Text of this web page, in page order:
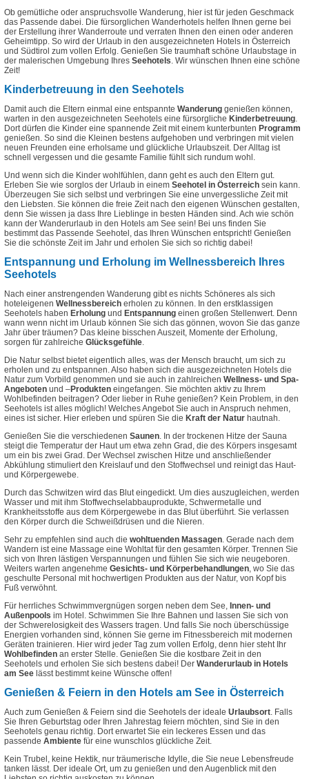
Ob gemütliche oder anspruchsvolle Wanderung, hier ist für jeden Geschmack
das Passende dabei. Die fürsorglichen Wanderhotels helfen Ihnen gerne bei
der Erstellung ihrer Wanderroute und verraten Ihnen den einen oder anderen
Geheimtipp. So wird der Urlaub in den ausgezeichneten Hotels in Österreich
und Südtirol zum vollen Erfolg. Genießen Sie traumhaft schöne Urlaubstage in
der malerischen Umgebung Ihres Seehotels. Wir wünschen Ihnen eine schöne
Zeit!
Kinderbetreuung in den Seehotels
Damit auch die Eltern einmal eine entspannte Wanderung genießen können,
warten in den ausgezeichneten Seehotels eine fürsorgliche Kinderbetreuung.
Dort dürfen die Kinder eine spannende Zeit mit einem kunterbunten Programm
genießen. So sind die Kleinen bestens aufgehoben und verbringen mit vielen
neuen Freunden eine erholsame und glückliche Urlaubszeit. Der Alltag ist
schnell vergessen und die gesamte Familie fühlt sich rundum wohl.
Und wenn sich die Kinder wohlfühlen, dann geht es auch den Eltern gut.
Erleben Sie wie sorglos der Urlaub in einem Seehotel in Österreich sein kann.
Überzeugen Sie sich selbst und verbringen Sie eine unvergessliche Zeit mit
den Liebsten. Sie können die freie Zeit nach den eigenen Wünschen gestalten,
denn Sie wissen ja dass Ihre Lieblinge in besten Händen sind. Ach wie schön
kann der Wanderurlaub in den Hotels am See sein! Bei uns finden Sie
bestimmt das Passende Seehotel, das Ihren Wünschen entspricht! Genießen
Sie die schönste Zeit im Jahr und erholen Sie sich so richtig dabei!
Entspannung und Erholung im Wellnessbereich Ihres
Seehotels
Nach einer anstrengenden Wanderung gibt es nichts Schöneres als sich
hoteleigenen Wellnessbereich erholen zu können. In den erstklassigen
Seehotels haben Erholung und Entspannung einen großen Stellenwert. Denn
wann wenn nicht im Urlaub können Sie sich das gönnen, wovon Sie das ganze
Jahr über träumen? Das kleine bisschen Auszeit, Momente der Erholung,
sorgen für zahlreiche Glücksgefühle.
Die Natur selbst bietet eigentlich alles, was der Mensch braucht, um sich zu
erholen und zu entspannen. Also haben sich die ausgezeichneten Hotels die
Natur zum Vorbild genommen und sie auch in zahlreichen Wellness- und Spa-
Angeboten und –Produkten eingefangen. Sie möchten aktiv zu Ihrem
Wohlbefinden beitragen? Oder lieber in Ruhe genießen? Kein Problem, in den
Seehotels ist alles möglich! Welches Angebot Sie auch in Anspruch nehmen,
eines ist sicher. Hier erleben und spüren Sie die Kraft der Natur hautnah.
Genießen Sie die verschiedenen Saunen. In der trockenen Hitze der Sauna
steigt die Temperatur der Haut um etwa zehn Grad, die des Körpers insgesamt
um ein bis zwei Grad. Der Wechsel zwischen Hitze und anschließender
Abkühlung stimuliert den Kreislauf und den Stoffwechsel und reinigt das Haut-
und Körpergewebe.
Durch das Schwitzen wird das Blut eingedickt. Um dies auszugleichen, werden
Wasser und mit ihm Stoffwechselabbauprodukte, Schwermetalle und
Krankheitsstoffe aus dem Körpergewebe in das Blut überführt. Sie verlassen
den Körper durch die Schweißdrüsen und die Nieren.
Sehr zu empfehlen sind auch die wohltuenden Massagen. Gerade nach dem
Wandern ist eine Massage eine Wohltat für den gesamten Körper. Trennen Sie
sich von Ihren lästigen Verspannungen und fühlen Sie sich wie neugeboren.
Weiters warten angenehme Gesichts- und Körperbehandlungen, wo Sie das
geschulte Personal mit hochwertigen Produkten aus der Natur, von Kopf bis
Fuß verwöhnt.
Für herrliches Schwimmvergnügen sorgen neben dem See, Innen- und
Außenpools im Hotel. Schwimmen Sie Ihre Bahnen und lassen Sie sich von
der Schwerelosigkeit des Wassers tragen. Und falls Sie noch überschüssige
Energien vorhanden sind, können Sie gerne im Fitnessbereich mit modernen
Geräten trainieren. Hier wird jeder Tag zum vollen Erfolg, denn hier steht Ihr
Wohlbefinden an erster Stelle. Genießen Sie die kostbare Zeit in den
Seehotels und erholen Sie sich bestens dabei! Der Wanderurlaub in Hotels
am See lässt bestimmt keine Wünsche offen!
Genießen & Feiern in den Hotels am See in Österreich
Auch zum Genießen & Feiern sind die Seehotels der ideale Urlaubsort. Falls
Sie Ihren Geburtstag oder Ihren Jahrestag feiern möchten, sind Sie in den
Seehotels genau richtig. Dort erwartet Sie ein leckeres Essen und das
passende Ambiente für eine wunschlos glückliche Zeit.
Kein Trubel, keine Hektik, nur träumerische Idylle, die Sie neue Lebensfreude
tanken lässt. Der ideale Ort, um zu genießen und den Augenblick mit den